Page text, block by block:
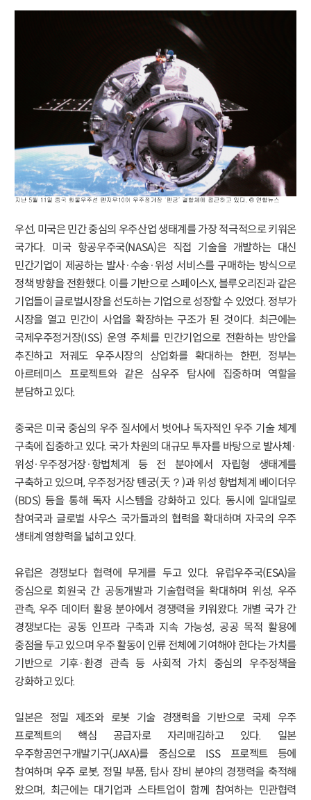
우선, 미국은 민간 중심의 우주산업 생태계를 가장 적극적으로 키워온
국가다. 미국 항공우주국(NASA)은 직접 기술을 개발하는 대신
민간기업이 제공하는 발사·수송·위성 서비스를 구매하는 방식으로
정책 방향을 전환했다. 이를 기반으로 스페이스X, 블루오리진과 같은
기업들이 글로벌시장을 선도하는 기업으로 성장할 수 있었다. 정부가
시장을 열고 민간이 사업을 확장하는 구조가 된 것이다. 최근에는
국제우주정거장(ISS) 운영 주체를 민간기업으로 전환하는 방안을
추진하고 저궤도 우주시장의 상업화를 확대하는 한편, 정부는
아르테미스 프로젝트와 같은 심우주 탐사에 집중하며 역할을
분담하고 있다.
중국은 미국 중심의 우주 질서에서 벗어나 독자적인 우주 기술 체계
구축에 집중하고 있다. 국가 차원의 대규모 투자를 바탕으로 발사체·
위성·우주정거장·항법체계 등 전 분야에서 자립형 생태계를
구축하고 있으며, 우주정거장 톈궁(天？)과 위성 항법체계 베이더우
(BDS) 등을 통해 독자 시스템을 강화하고 있다. 동시에 일대일로
참여국과 글로벌 사우스 국가들과의 협력을 확대하며 자국의 우주
생태계 영향력을 넓히고 있다.
유럽은 경쟁보다 협력에 무게를 두고 있다. 유럽우주국(ESA)을
중심으로 회원국 간 공동개발과 기술협력을 확대하며 위성, 우주
관측, 우주 데이터 활용 분야에서 경쟁력을 키워왔다. 개별 국가 간
경쟁보다는 공동 인프라 구축과 지속 가능성, 공공 목적 활용에
중점을 두고 있으며 우주 활동이 인류 전체에 기여해야 한다는 가치를
기반으로 기후·환경 관측 등 사회적 가치 중심의 우주정책을
강화하고 있다.
일본은 정밀 제조와 로봇 기술 경쟁력을 기반으로 국제 우주
프로젝트의 핵심 공급자로 자리매김하고 있다. 일본
우주항공연구개발기구(JAXA)를 중심으로 ISS 프로젝트 등에
참여하며 우주 로봇, 정밀 부품, 탐사 장비 분야의 경쟁력을 축적해
왔으며, 최근에는 대기업과 스타트업이 함께 참여하는 민관협력